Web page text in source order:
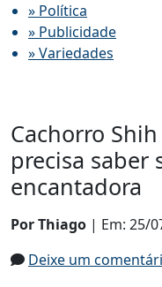
» Política
» Publicidade
» Variedades
Cachorro
precisa saber
encantadora
Por Thiago | Em: 25/
Deixe um